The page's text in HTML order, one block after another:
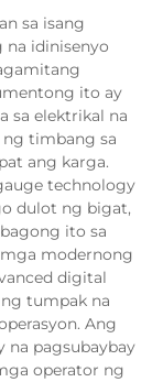
sa isang
idinisenyo
ito ay
sa elektrikal na
ng timbang sa
ang karga.
technology
dulot ng bigat,
ito sa
modernong
digital
tumpak na
Ang
pagsubaybay
operator ng